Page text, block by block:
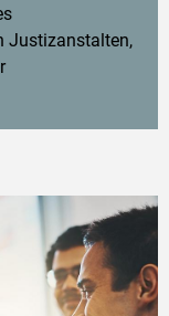
Justizanstalten,